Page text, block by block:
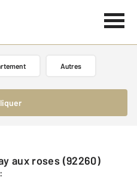
Autres
aux roses (92260)